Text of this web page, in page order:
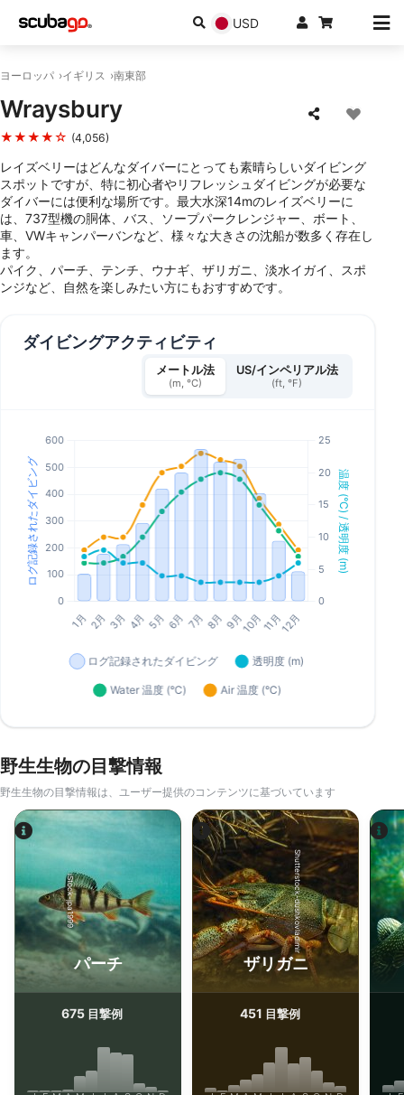
USD
ヨーロッパ イギリス 南東部
Wraysbury
★★★★☆ (4,056)
レイズベリーはどんなダイバーにとっても素晴らしいダイビング
スポットですが、特に初心者やリフレッシュダイビングが必要な
ダイバーには便利な場所です。最大水深14mのレイズベリーに
は、737型機の胴体、バス、ソープパークレンジャー、ボート、
車、VWキャンパーバンなど、様々な大きさの沈船が数多く存在し
ます。
パイク、パーチ、テンチ、ウナギ、ザリガニ、淡水イガイ、スポ
ンジなど、自然を楽しみたい方にもおすすめです。
ダイビングアクティビティ
メートル法
(m, °C)
US/インペリアル法
(ft, °F)
野生生物の目撃情報
野生生物の目撃情報は、ユーザー提供のコンテンツに基づいています
iStock-jpa1999
パーチ
675 目撃例
Shutterstock-dushkovladimir
ザリガニ
451 目撃例